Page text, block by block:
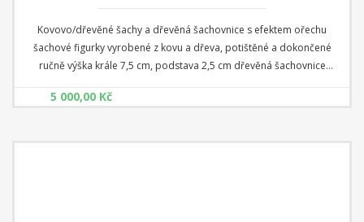
Kovovo/dřevěné šachy a dřevěná šachovnice s efektem ořechu
šachové figurky vyrobené z kovu a dřeva, potištěné a dokončené
ručně výška krále 7,5 cm, podstava 2,5 cm dřevěná šachovnice
5 000,00 Kč